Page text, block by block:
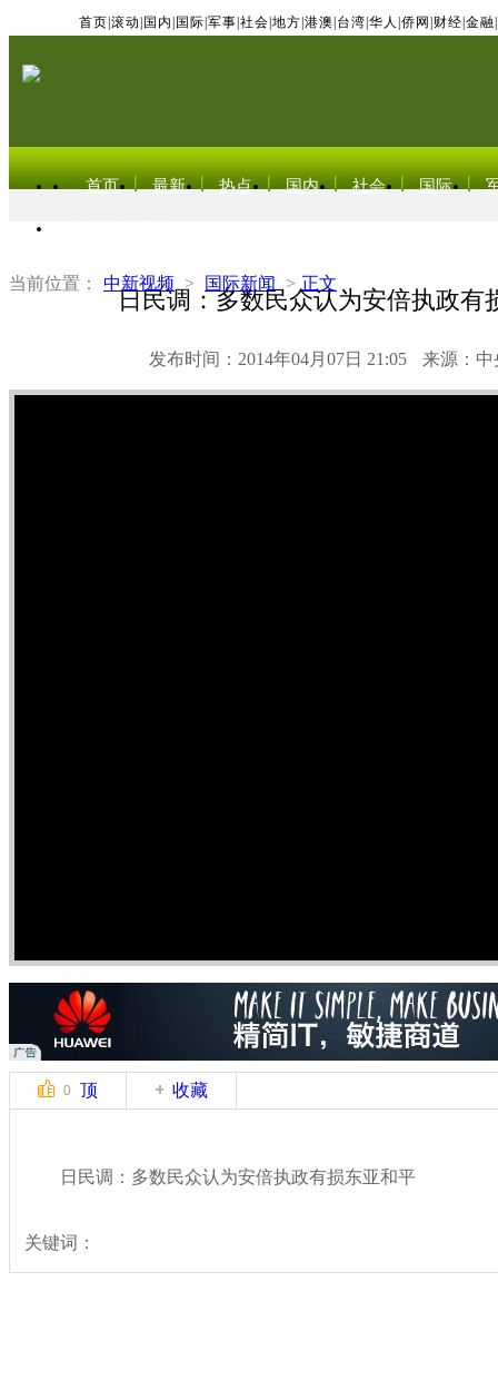
首页 滚动 国内 国际 军事 社会 地方 港澳 台湾 华人 侨网 财经 金融
首页 最新 热点 国内 社会 国际
当前位置： 中新视频 > 国际新闻 > 正文
日民调：多数民众认为安倍执政有
发布时间：2014年04月07日 21:05 来源：中
0 顶 收藏
日民调：多数民众认为安倍执政有损东亚和平
关键词：